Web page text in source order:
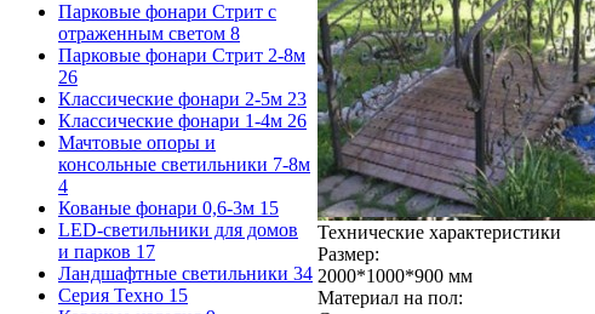
Парковые фонари Стрит с
отраженным светом 8
Парковые фонари Стрит 2-8м
26
Классические фонари 2-5м 23
Классические фонари 1-4м 26
Мачтовые опоры и
консольные светильники 7-8м
4
Кованые фонари 0,6-3м 15
LED-светильники для домов
и парков 17
Ландшафтные светильники 34
Серия Техно 15
Технические характеристики
Размер:
2000*1000*900 мм
Материал на пол: